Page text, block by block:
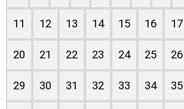
11 12 13 14 15 16 17
20 21 22 23 24 25 26
29 30 31 32 33 34 35